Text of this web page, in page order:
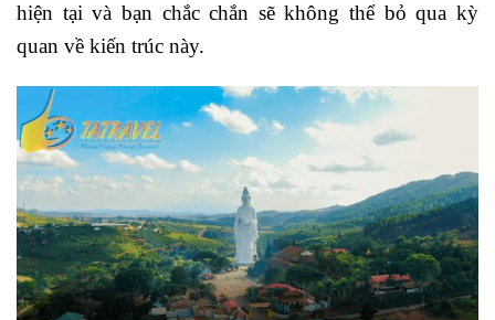
hiện tại và bạn chắc chắn sẽ không thể bỏ qua kỳ
quan về kiến trúc này.